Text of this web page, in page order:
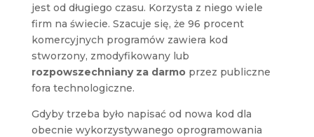
jest od długiego czasu. Korzysta z niego wiele
firm na świecie. Szacuje się, że 96 procent
komercyjnych programów zawiera kod
stworzony, zmodyfikowany lub
rozpowszechniany za darmoprzez publiczne
fora technologiczne.
Gdyby trzeba było napisać od nowa kod dla
obecnie wykorzystywanego oprogramowania